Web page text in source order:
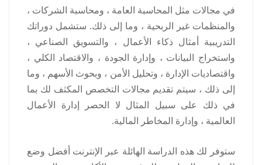
في مجالات مثل المحاسبة العامة ، ومحاسبة الشركات ،
والمنظمات غير الربحية ، وما إلى ذلك. ستشمل دوراتك
التدريبية أمثال ذكاء الأعمال ، والتسويق الصناعي ،
واستخراج البيانات ، وإدارة الجودة ، والاقتصاد الكلي ،
واقتصاديات الإدارة ، وتحليل الأمن ، وبحوث الأسهم ، وما
إلى ذلك ، سيتم تقديم مجالات التخصص المكثف لك بما
في ذلك على سبيل المثال لا الحصر إدارة الأعمال
العالمية ، وإدارة المخاطر المالية.
ستوفر لك هذه الدراسة الهائلة عبر الإنترنت أفضل وضع